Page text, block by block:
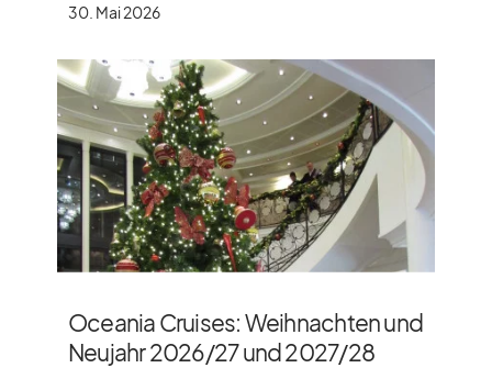
30. Mai 2026
Oceania Cruises: Weihnachten und
Neujahr 2026/​27 und 2027/​28